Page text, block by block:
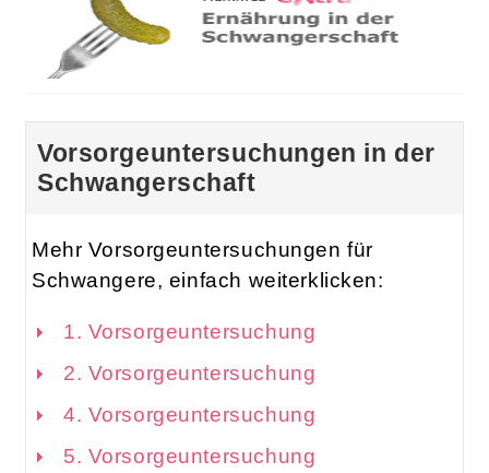
Vorsorgeuntersuchungen in der
Schwangerschaft
Mehr Vorsorgeuntersuchungen für
Schwangere, einfach weiterklicken:
1. Vorsorgeuntersuchung
2. Vorsorgeuntersuchung
4. Vorsorgeuntersuchung
5. Vorsorgeuntersuchung